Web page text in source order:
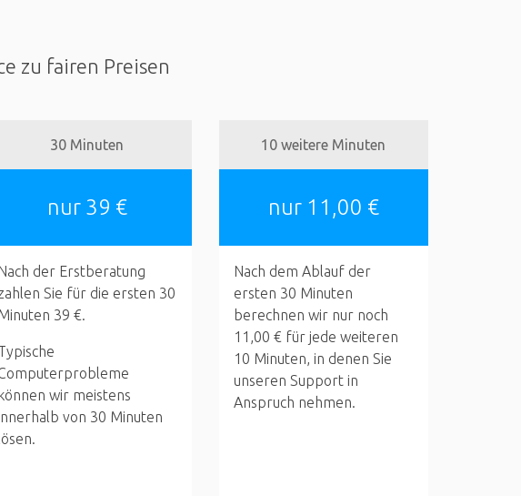
zu fairen Preisen
30 Minuten
nur 39 €
der Erstberatung
Sie für die ersten 30
39 €.
können wir meistens
von 30 Minuten
lösen.
10 weitere Minuten
nur 11,00 €
Nach dem Ablauf der
ersten 30 Minuten
berechnen wir nur noch
11,00 € für jede weiteren
10 Minuten, in denen Sie
unseren Support in
Anspruch nehmen.